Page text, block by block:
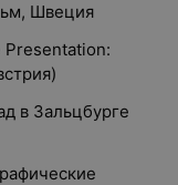
Швеция
Presentation:
в Зальцбурге